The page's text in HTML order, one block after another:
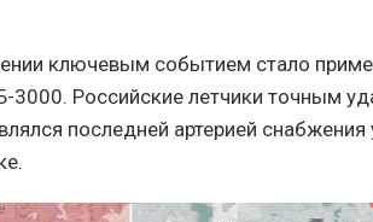
ключевым событием стало
Российские летчики точным
последней артерией снабжения